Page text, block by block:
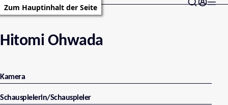
Zum Hauptinhalt der Seite
Hitomi Ohwada
Kamera
Schauspielerin/Schauspieler